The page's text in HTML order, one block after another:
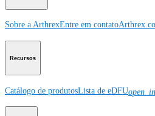
Sobre a ArthrexEntre em contato
Recursos
Catálogo de produtosLista de eDFU